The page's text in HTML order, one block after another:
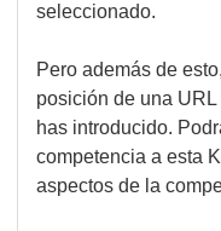
seleccionado.
Pero además de
posición de una
has introducido.
competencia a esta
aspectos de la